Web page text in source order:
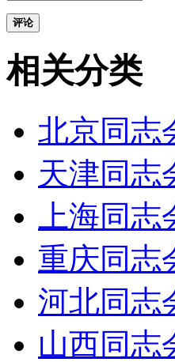
评论
相关分类
北京同志
天津同志
上海同
重庆同志
河北同志
山西同志